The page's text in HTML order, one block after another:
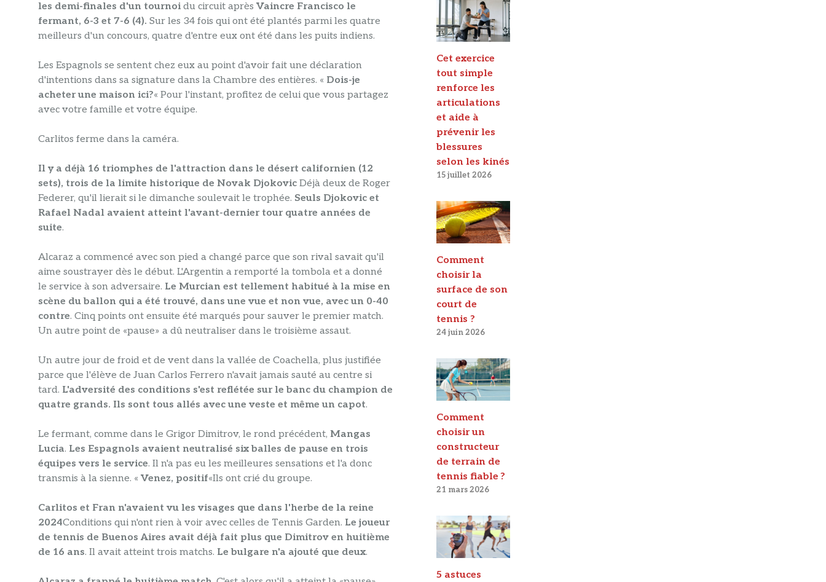
les demi-finales d'un tournoi du circuit après Vaincre Francisco le
fermant, 6-3 et 7-6 (4). Sur les 34 fois qui ont été plantés parmi les quatre
meilleurs d'un concours, quatre d'entre eux ont été dans les puits indiens.
Les Espagnols se sentent chez eux au point d'avoir fait une déclaration
d'intentions dans sa signature dans la Chambre des entières. « Dois-je
acheter une maison ici?« Pour l'instant, profitez de celui que vous partagez
avec votre famille et votre équipe.
Carlitos ferme dans la caméra.
Il y a déjà 16 triomphes de l'attraction dans le désert californien (12
sets), trois de la limite historique de Novak Djokovic Déjà deux de Roger
Federer, qu'il lierait si le dimanche soulevait le trophée. Seuls Djokovic et
Rafael Nadal avaient atteint l'avant-dernier tour quatre années de
suite.
Alcaraz a commencé avec son pied a changé parce que son rival savait qu'il
aime soustrayer dès le début. L'Argentin a remporté la tombola et a donné
le service à son adversaire. Le Murcian est tellement habitué à la mise en
scène du ballon qui a été trouvé, dans une vue et non vue, avec un 0-40
contre. Cinq points ont ensuite été marqués pour sauver le premier match.
Un autre point de «pause» a dû neutraliser dans le troisième assaut.
Un autre jour de froid et de vent dans la vallée de Coachella, plus justifiée
parce que l'élève de Juan Carlos Ferrero n'avait jamais sauté au centre si
tard. L'adversité des conditions s'est reflétée sur le banc du champion de
quatre grands. Ils sont tous allés avec une veste et même un capot.
Le fermant, comme dans le Grigor Dimitrov, le rond précédent, Mangas
Lucia. Les Espagnols avaient neutralisé six balles de pause en trois
équipes vers le service. Il n'a pas eu les meilleures sensations et l'a donc
transmis à la sienne. « Venez, positif«Ils ont crié du groupe.
Carlitos et Fran n'avaient vu les visages que dans l'herbe de la reine
2024Conditions qui n'ont rien à voir avec celles de Tennis Garden. Le joueur
de tennis de Buenos Aires avait déjà fait plus que Dimitrov en huitième
de 16 ans. Il avait atteint trois matchs. Le bulgare n'a ajouté que deux.
Cet exercice
tout simple
renforce les
articulations
et aide à
prévenir les
blessures
selon les kinés
15 juillet 2026
Comment
choisir la
surface de son
court de
tennis ?
24 juin 2026
Comment
choisir un
constructeur
de terrain de
tennis fiable ?
21 mars 2026
5 astuces